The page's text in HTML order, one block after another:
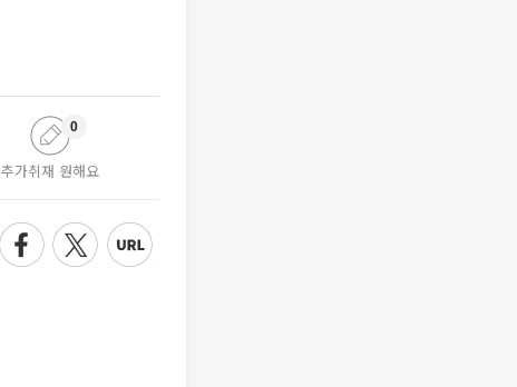
추가취재 원해요
0